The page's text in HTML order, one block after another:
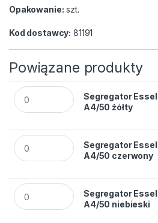
Opakowanie: szt.
Kod dostawcy: 81191
Powiązane produkty
Segregator Esselte Eko A4/50
Segregator
A4/50 żółty
Segregator Esselte Eko A4/50
Segregator
A4/50 czerwony
Segregator Esselte Eko A4/50
Segregator
A4/50 niebieski